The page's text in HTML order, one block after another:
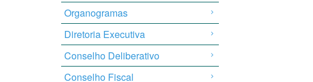
Organogramas
Diretoria Executiva
Conselho Deliberativo
Conselho Fiscal